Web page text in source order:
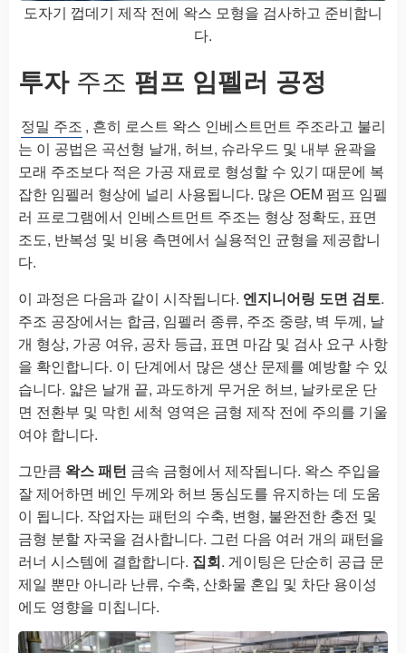
도자기 껍데기 제작 전에 왁스 모형을 검사하고 준비합니
다.
투자 주조 펌프 임펠러 공정
정밀 주조 , 흔히 로스트 왁스 인베스트먼트 주조라고 불리
는 이 공법은 곡선형 날개, 허브, 슈라우드 및 내부 윤곽을
모래 주조보다 적은 가공 재료로 형성할 수 있기 때문에 복
잡한 임펠러 형상에 널리 사용됩니다. 많은 OEM 펌프 임펠
러 프로그램에서 인베스트먼트 주조는 형상 정확도, 표면
조도, 반복성 및 비용 측면에서 실용적인 균형을 제공합니
다.
이 과정은 다음과 같이 시작됩니다. 엔지니어링 도면 검토.
주조 공장에서는 합금, 임펠러 종류, 주조 중량, 벽 두께, 날
개 형상, 가공 여유, 공차 등급, 표면 마감 및 검사 요구 사항
을 확인합니다. 이 단계에서 많은 생산 문제를 예방할 수 있
습니다. 얇은 날개 끝, 과도하게 무거운 허브, 날카로운 단
면 전환부 및 막힌 세척 영역은 금형 제작 전에 주의를 기울
여야 합니다.
그만큼 왁스 패턴 금속 금형에서 제작됩니다. 왁스 주입을
잘 제어하면 베인 두께와 허브 동심도를 유지하는 데 도움
이 됩니다. 작업자는 패턴의 수축, 변형, 불완전한 충전 및
금형 분할 자국을 검사합니다. 그런 다음 여러 개의 패턴을
러너 시스템에 결합합니다. 집회. 게이팅은 단순히 공급 문
제일 뿐만 아니라 난류, 수축, 산화물 혼입 및 차단 용이성
에도 영향을 미칩니다.